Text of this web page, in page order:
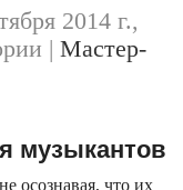
2014 г.,
| Мастер-
музыкантов
осознавая, что их